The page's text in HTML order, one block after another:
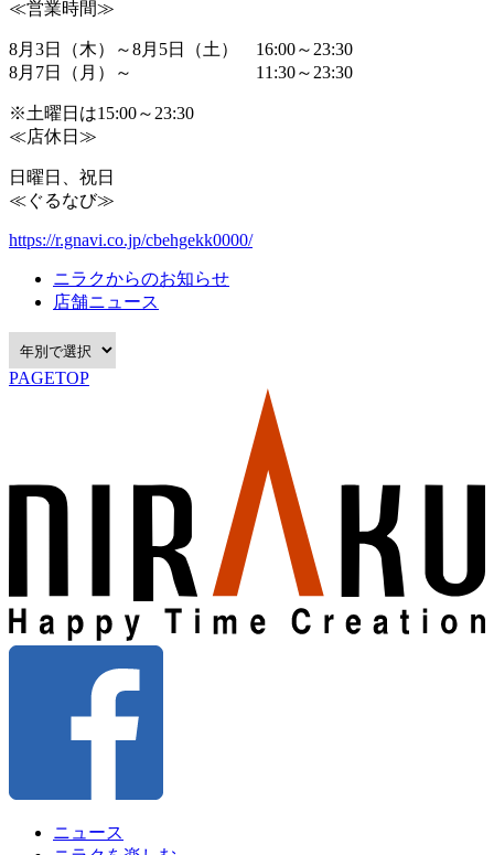
≪営業時間≫
8月3日（木）～8月5日（土） 16:00～23:30
8月7日（月）～ 11:30～23:30
※土曜日は15:00～23:30
≪店休日≫
日曜日、祝日
≪ぐるなび≫
https://r.gnavi.co.jp/cbehgekk0000/
ニラクからのお知らせ
店舗ニュース
PAGETOP
ニュース